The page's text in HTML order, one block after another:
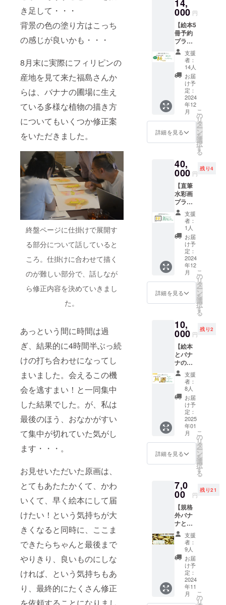
き足して・・・
背景の色の塗り方はこっち
の感じが良いかも・・・
8月末に実際にフィリピンの
産地を見て来た福島さんか
らは、バナナの圃場に生え
ている多様な植物の描き方
についてもいくつか修正案
をいただきました。
終盤ページに仕掛けで展開す
る部分について話していると
ころ。仕掛けに合わせて描く
のが難しい部分で、話しなが
ら修正内容を決めていきまし
た。
あっという間に時間は過
ぎ、結果的に4時間半ぶっ続
けの打ち合わせになってし
まいました。会えるこの機
会を逃すまい！と一同集中
した結果でした。が、私は
最後のほう、おなかがすい
て集中が切れていた気がし
ます・・・。
お見せいただいた原画は、
とてもあたたかくて、かわ
いくて、早く絵本にして届
けたい！という気持ちが大
きくなると同時に、ここま
できたらちゃんと最後まで
やりきり、良いものにしな
ければ、という気持ちもあ
り、最終的にたくさん修正
お礼の
メール
▼絵本
『バナ
ナのら
んとご
ん』に
ついて
判
型：
22cm×
22cm
ペー
ジ数：
32p（予
カ
ラー：
製本：
ハード
カ
バー、
中ミシ
ン綴じ
本文
ペー
ジ：
FSC認
証紙ま
たは環
境配慮
紙を使
用 目
が集ま
れば、
ンプラ
ネット
バナナ
ペー
パー
20%
（c）を
使用 ▼
サンク
スペー
パーに
ついて
・ 掲載
を希望
する名
前を
「備考
欄」に
ご記入
い。
（︎12文
字以
内、
ニック
ネーム
可） ・
ロゴ
データ
や絵文
字は使
用でき
ませ
ん。 ・
掲載で
も掲載
させて
いただ
きま
す。 ＜
リター
ン内容
＞ ・絵
本『バ
ナナの
らんと
ごん』
１冊 ・
バナナ
の皮で
メッ
セージ
名や団
体名と
URLの2
次元
コード
掲載 ・
感謝の
気持ち
を込め
たお礼
のメー
本『バ
ナナの
につい
て 判
22cm
ペー
ジ数：
32p（予
定）
カ
ラー：
フルカ
ラー
製本：
ハード
バー、
中ミシ
ン綴じ
ペー
ジ：
証紙ま
たは環
境配慮
紙を使
用 目
標金額
が集ま
れば、
一部ワ
ンプラ
ネット
バナナ
ペー
パー
20%
（c）を
る方向
けのリ
です。
・いち
早く本
を予約
してく
ださる
方はど
うぞこ
ちらを
選択し
てくだ
さい。
＜リ
ターン
ナのら
んとご
ん』1冊
・バナ
ナの皮
で作っ
たメッ
セージ
カード
・感謝
の気持
ちを込
めたお
礼の
メール
『バナ
ナのら
ついて
判
型：
22cm×
22cm
ペー
ジ数：
32p（予
定）
カ
ラー：
フルカ
ラー
製本：
バー、
中ミシ
ペー
ジ：
FSC認
証紙ま
たは環
境配慮
紙を使
用 目
標金額
が集ま
れば、
一部ワ
ンプラ
ネット
バナナ
14,
000 円
【絵本5
冊予約
プラ
ン】 \\バ
ナナの
皮で
作った
メッ
セージ
カード
付き// ・
絵本が
ほし
い・読
んでみ
リター
ンで
す。 ・
絵本を
何名か
にプレ
ゼント
したい
と思っ
てくだ
さった
方、ご
自身の
関係す
る保育
園や図
書館、
自身で
寄贈し
思って
くだ
さった
方は、
ぜひこ
ちらの
リター
ンを選
択して
くださ
い。 ・
会社や
団体な
どの組
しいと
いう方
にもお
すすめ
です。
＜リ
ターン
内容＞
・絵本
『バナ
ナのら
んとご
ん』５
冊 ・バ
ナナの
支援
者：
14人
お届
け予
定：
2024
年12
月
詳細を見る
こ
の
リ
タ
ー
ン
を
選
択
す
る
40,
000 円
残り4
【直筆
水彩画
プラ
ン】 ・
絵本
『バナ
ナのら
んとご
ん』の
イラス
トに魅
力を感
じてく
ださっ
た方、
クトを
後押し
したい
と思っ
てくだ
さった
方に向
けたリ
ターン
です。
・大分
県在住
のイラ
スト
レー
ター・
ひなた
に、バ
ナナの
ごんの
水彩画
を描い
ていた
だきま
す。 ＜
リター
ン内容
＞ ・A5
サイズ
水彩画
（紙、
支援
者：
1人
お届
け予
定：
2024
年12
月
詳細を見る
こ
の
リ
タ
ー
ン
を
選
択
す
る
10,
000 円
残り2
【絵本
とバナ
ナの
セッ
ト】 \\バ
ナナの
皮で
作った
メッ
セージ
カード
付き// 大
好評に
つき完
売した
らに
（３度
目）追
加しま
した！
・絵本
を読み
たい、
同時に
バラン
ゴンバ
ナナを
食べて
みたい
と思っ
支援
者：
8人
お届
け予
定：
2025
年01
月
詳細を見る
こ
の
リ
タ
ー
ン
を
選
択
す
る
7,0
00 円
残り21
【規格
外バナ
ナと子
どもレ
シピ集
セッ
ト】 ・
規格外
バラン
ゴンバ
ナナを
試した
支援
者：
9人
お届
け予
定：
2024
年11
月
こ
の
リ